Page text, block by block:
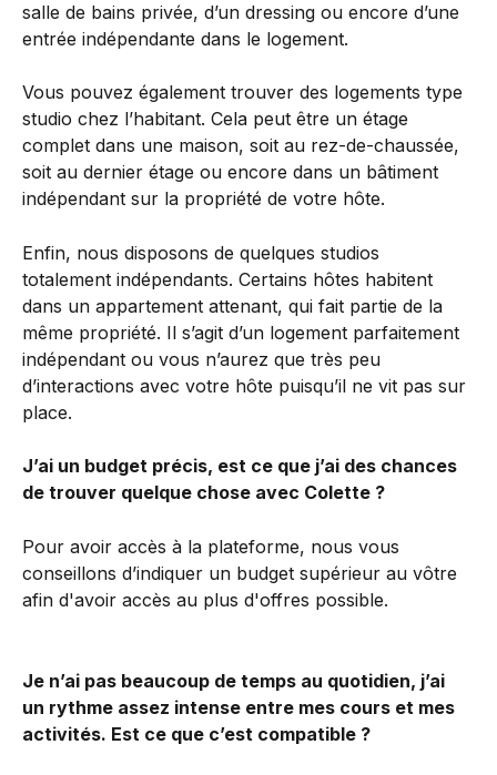
salle de bains privée, d’un dressing ou encore d’une
entrée indépendante dans le logement.
Vous pouvez également trouver des logements type
studio chez l’habitant. Cela peut être un étage
complet dans une maison, soit au rez-de-chaussée,
soit au dernier étage ou encore dans un bâtiment
indépendant sur la propriété de votre hôte.
Enfin, nous disposons de quelques studios
totalement indépendants. Certains hôtes habitent
dans un appartement attenant, qui fait partie de la
même propriété. Il s’agit d’un logement parfaitement
indépendant ou vous n’aurez que très peu
d’interactions avec votre hôte puisqu’il ne vit pas sur
place.
J’ai un budget précis, est ce que j’ai des chances
de trouver quelque chose avec Colette ?
Pour avoir accès à la plateforme, nous vous
conseillons d’indiquer un budget supérieur au vôtre
afin d'avoir accès au plus d'offres possible.
Je n’ai pas beaucoup de temps au quotidien, j’ai
un rythme assez intense entre mes cours et mes
activités. Est ce que c’est compatible ?